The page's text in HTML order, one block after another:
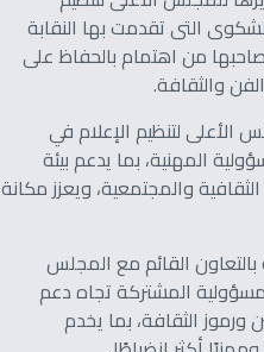
التى تقدمت بها النقابة
من اهتمام بالحفاظ على
والثقافة.
الأعلى لتنظيم الإعلام في
المهنية، بما يدعم بيئة
الثقافية والمجتمعية، ويعزز مكانة
بالتعاون القائم مع المجلس
المشتركة تجاه دعم
ورموز الثقافة، بما يخدم